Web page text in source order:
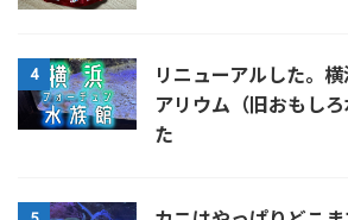
4
リニューアルした。
アリウム（旧おもし
た